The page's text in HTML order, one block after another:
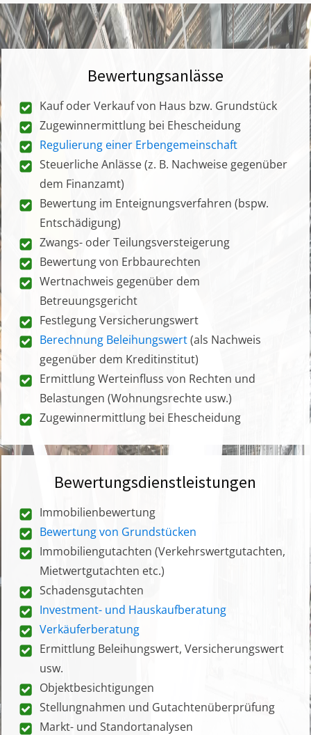
Bewertungsanlässe
Kauf oder Verkauf von Haus bzw. Grundstück
Zugewinnermittlung bei Ehescheidung
Regulierung einer Erbengemeinschaft
Steuerliche Anlässe (z. B. Nachweise gegenüber
dem Finanzamt)
Bewertung im Enteignungsverfahren (bspw.
Entschädigung)
Zwangs- oder Teilungsversteigerung
Bewertung von Erbbaurechten
Wertnachweis gegenüber dem
Betreuungsgericht
Festlegung Versicherungswert
Berechnung Beleihungswert(als Nachweis
gegenüber dem Kreditinstitut)
Ermittlung Werteinfluss von Rechten und
Belastungen (Wohnungsrechte usw.)
Zugewinnermittlung bei Ehescheidung
Bewertungsdienstleistungen
Immobilienbewertung
Bewertung von Grundstücken
Immobiliengutachten (Verkehrswertgutachten,
Mietwertgutachten etc.)
Schadensgutachten
Investment- und Hauskaufberatung
Verkäuferberatung
Ermittlung Beleihungswert, Versicherungswert
usw.
Objektbesichtigungen
Stellungnahmen und Gutachtenüberprüfung
Markt- und Standortanalysen